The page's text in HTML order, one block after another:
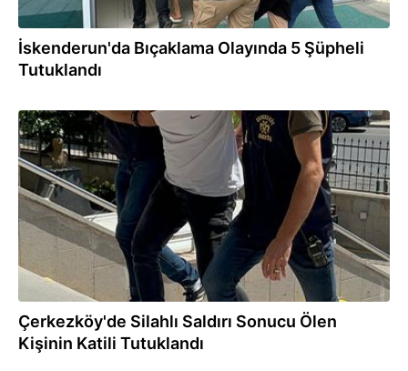
İskenderun'da Bıçaklama Olayında 5 Şüpheli
Tutuklandı
21.08.2024
Çerkezköy'de Silahlı Saldırı Sonucu Ölen
Kişinin Katili Tutuklandı